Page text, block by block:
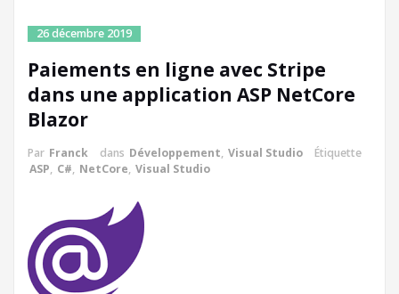
26 décembre 2019
Paiements en ligne avec Stripe
dans une application ASP NetCore
Blazor
Par Franck dans Développement, Visual Studio
Étiquette
ASP, C#, NetCore, Visual Studio